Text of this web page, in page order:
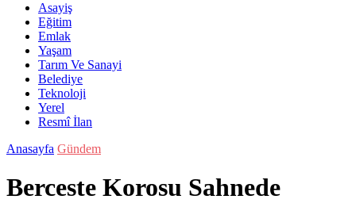
Asayiş
Eğitim
Emlak
Yaşam
Tarım Ve Sanayi
Belediye
Teknoloji
Yerel
Resmî İlan
Anasayfa Gündem
Berceste Korosu Sahnede